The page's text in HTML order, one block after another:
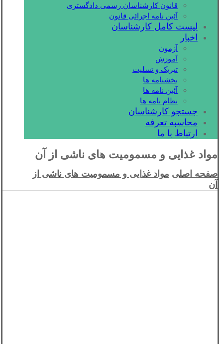
قانون کارشناسان رسمی دادگستری
آئین نامه اجرائی قانون
لیست کامل کارشناسان
اخبار
آزمون
آموزش
تبریک و تسلیت
بخشنامه ها
آئین نامه ها
نظام نامه ها
جستجو کارشناسان
محاسبه تعرفه
ارتباط با ما
مواد غذایی و مسمومیت های ناشی از آن
صفحه اصلی مواد غذایی و مسمومیت های ناشی از
آن